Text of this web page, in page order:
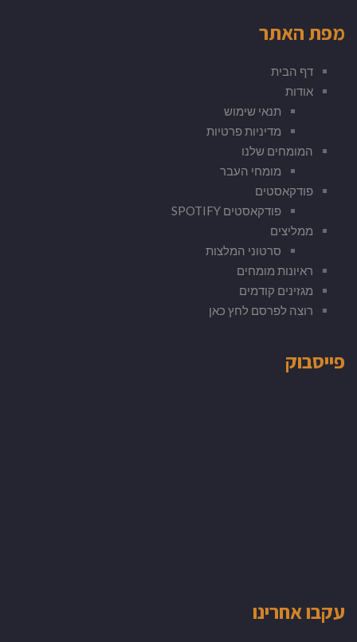
מפת האתר
דף הבית
אודות
תנאי שימוש
מדיניות פרטיות
המומחים שלנו
מומחי העבר
פודקאסטים
פודקאסטים SPOTIFY
ממליצים
סרטוני המלצות
ראיונות מומחים
מגזינים קודמים
רוצה לפרסם לחץ כאן
פייסבוק
עקבו אחרינו